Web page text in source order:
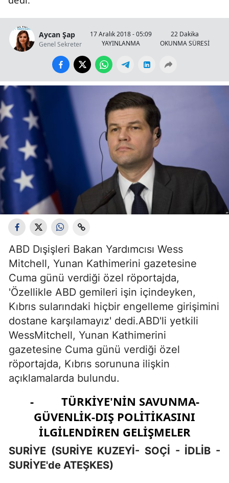
Aycan Şap
Genel Sekreter
17 Aralık 2018 - 05:09
YAYINLANMA
22 Dakika
OKUNMA SÜRESİ
ABD Dışişleri Bakan Yardımcısı Wess
Mitchell, Yunan Kathimerini gazetesine
Cuma günü verdiği özel röportajda,
'Özellikle ABD gemileri işin içindeyken,
Kıbrıs sularındaki hiçbir engelleme girişimini
dostane karşılamayız' dedi.ABD'li yetkili
WessMitchell, Yunan Kathimerini
gazetesine Cuma günü verdiği özel
röportajda, Kıbrıs sorununa ilişkin
açıklamalarda bulundu.
- TÜRKİYE'NİN SAVUNMA-
GÜVENLİK-DIŞ POLİTİKASINI
İLGİLENDİREN GELİŞMELER
SURİYE (SURİYE KUZEYİ- SOÇİ - İDLİB -
SURİYE'de ATEŞKES)